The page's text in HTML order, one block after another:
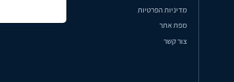
מדיניות הפרטיות
מפת אתר
צור קשר